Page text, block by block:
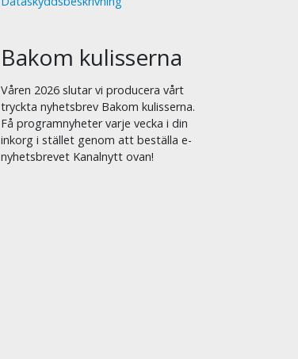
Bakom kulisserna
Våren 2026 slutar vi producera vårt
tryckta nyhetsbrev Bakom kulisserna.
Få programnyheter varje vecka i din
inkorg i stället genom att beställa e-
nyhetsbrevet Kanalnytt ovan!